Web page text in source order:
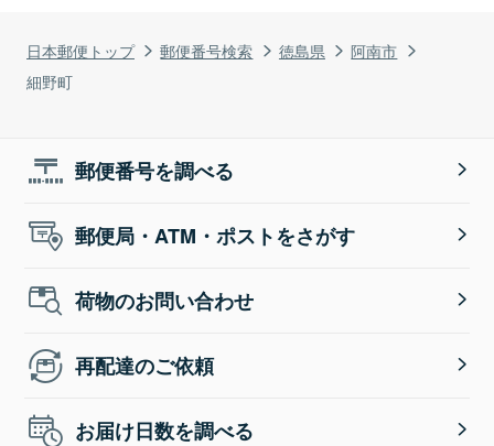
日本郵便トップ 郵便番号検索 徳島県
阿南市
細野町
郵便番号を調べる
郵便局・ATM・ポストをさがす
荷物のお問い合わせ
再配達のご依頼
お届け日数を調べる